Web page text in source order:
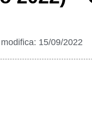
15/09/2022